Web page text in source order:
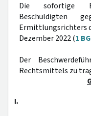
Die sofortige
Beschuldigten
Ermittlungsrichters
Dezember 2022 (1
Der
Rechtsmittels zu
I.